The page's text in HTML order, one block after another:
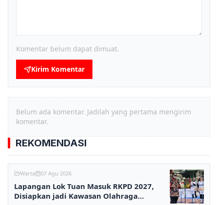
Komentar belum dapat dimuat.
Kirim Komentar
Belum ada komentar. Jadilah yang pertama mengirim
komentar.
REKOMENDASI
Warta 07 Agu 2026
Lapangan Lok Tuan Masuk RKPD 2027,
Disiapkan jadi Kawasan Olahraga